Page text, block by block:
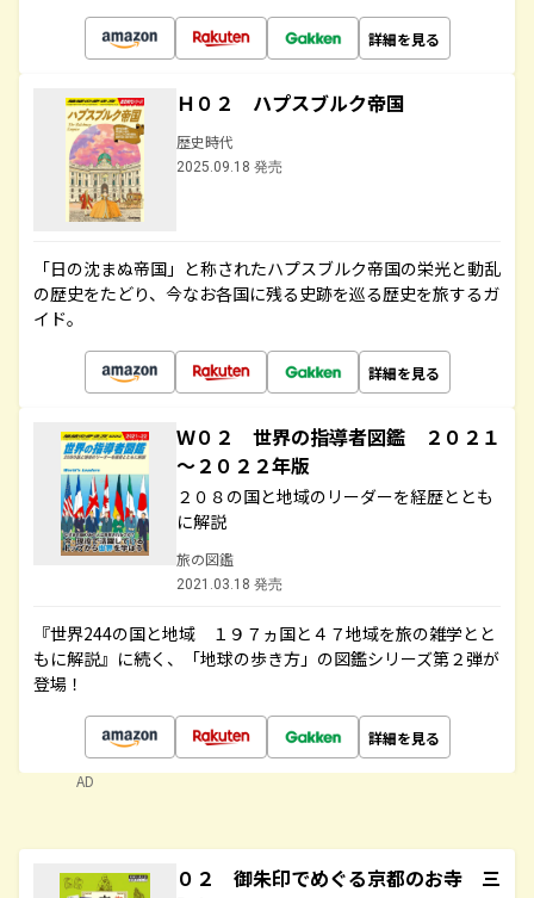
詳細を見る
Ｈ０２ ハプスブルク帝国
歴史時代
2025.09.18 発売
「日の沈まぬ帝国」と称されたハプスブルク帝国の栄光と動乱
の歴史をたどり、今なお各国に残る史跡を巡る歴史を旅するガ
イド。
詳細を見る
Ｗ０２ 世界の指導者図鑑 ２０２１
～２０２２年版
２０８の国と地域のリーダーを経歴ととも
に解説
旅の図鑑
2021.03.18 発売
『世界244の国と地域 １９７ヵ国と４７地域を旅の雑学とと
もに解説』に続く、「地球の歩き方」の図鑑シリーズ第２弾が
登場！
詳細を見る
AD
０２ 御朱印でめぐる京都のお寺 三